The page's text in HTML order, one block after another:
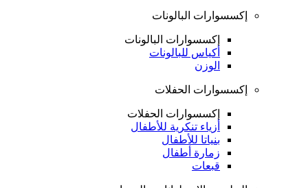
إكسسوارات البالونات
إكسسوارات البالونات
أكياس للبالونات
الوزن
إكسسوارات الحفلات
إكسسوارات الحفلات
أزياء تنكرية للأطفال
بنياتا للأطفال
زمارة أطفال
قبعات